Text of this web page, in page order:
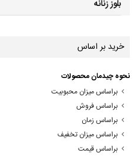
بلوز زنانه
خرید بر اساس
نحوه چیدمان محصولات
براساس میزان محبوبیت
براساس فروش
براساس زمان
براساس میزان تخفیف
براساس قیمت